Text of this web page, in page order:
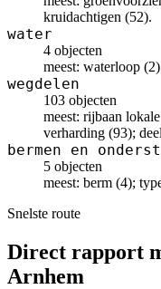
kruidachtigen (52).
water
4 objecten
meest: waterloop
wegdelen
103 objecten
meest: rijbaan
verharding (93);
bermen en
5 objecten
meest: berm (4);
Snelste route
Direct rapport
Arnhem